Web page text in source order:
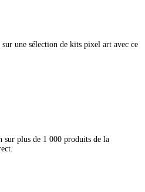
une sélection de kits pixel art avec ce
sur plus de 1 000 produits de la